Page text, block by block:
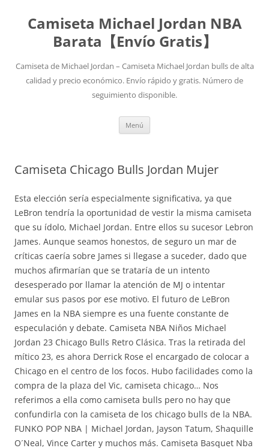
Camiseta Michael Jordan NBA
Barata【Envío Gratis】
Camiseta de Michael Jordan – Camiseta Michael Jordan bulls de alta
calidad y precio económico. Envío rápido y gratis. Número de
seguimiento disponible.
Menú
Camiseta Chicago Bulls Jordan Mujer
Esta elección sería especialmente significativa, ya que
LeBron tendría la oportunidad de vestir la misma camiseta
que su ídolo, Michael Jordan. Entre ellos su sucesor Lebron
James. Aunque seamos honestos, de seguro un mar de
críticas caería sobre James si llegase a suceder, dado que
muchos afirmarían que se trataría de un intento
desesperado por llamar la atención de MJ o intentar
emular sus pasos por ese motivo. El futuro de LeBron
James en la NBA siempre es una fuente constante de
especulación y debate. Camiseta NBA Niños Michael
Jordan 23 Chicago Bulls Retro Clásica. Tras la retirada del
mítico 23, es ahora Derrick Rose el encargado de colocar a
Chicago en el centro de los focos. Hubo facilidades como la
compra de la plaza del Vic, camiseta chicago… Nos
referimos a ella como camiseta bulls pero no hay que
confundirla con la camiseta de los chicago bulls de la NBA.
FUNKO POP NBA | Michael Jordan, Jayson Tatum, Shaquille
O´Neal, Vince Carter y muchos más. Camiseta Basquet Nba